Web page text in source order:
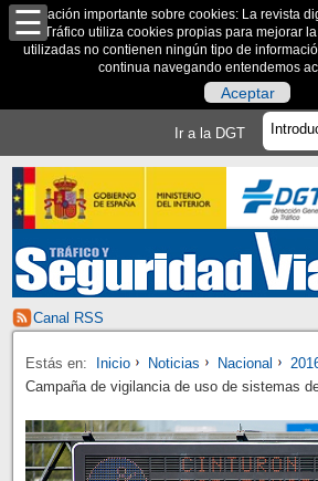
Información importante sobre cookies: La revista
de Tráfico utiliza cookies propias para mejorar
utilizadas no contienen ningún tipo de
continua navegando entendemos
Aceptar
Ir a la DGT
Canal RSS
Estás en: Inicio Noticias Nacional
Campaña de vigilancia de uso de sistemas